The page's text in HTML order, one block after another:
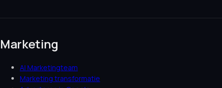
Marketing
AI Marketingteam
Marketing transformatie